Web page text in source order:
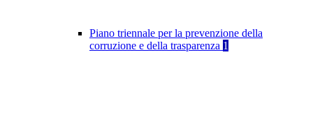
Piano triennale per la prevenzione della
corruzione e della trasparenza 1